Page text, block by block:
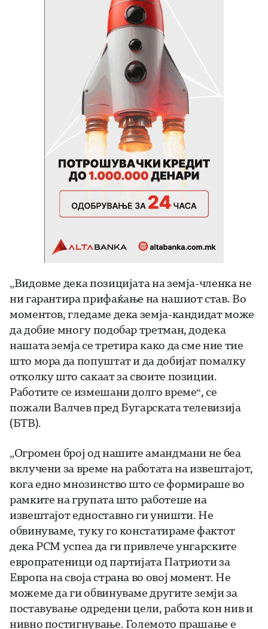
„Видовме дека позицијата на земја-членка не
ни гарантира прифаќање на нашиот став. Во
моментов, гледаме дека земја-кандидат може
да добие многу подобар третман, додека
нашата земја се третира како да сме ние тие
што мора да попуштат и да добијат помалку
отколку што сакаат за своите позиции.
Работите се измешани долго време“, се
пожали Валчев пред Бугарската телевизија
(БТВ).
„Огромен број од нашите амандмани не беа
вклучени за време на работата на извештајот,
кога едно мнозинство што се формираше во
рамките на групата што работеше на
извештајот едноставно ги уништи. Не
обвинуваме, туку го констатираме фактот
дека РСМ успеа да ги привлече унгарските
европратеници од партијата Патриоти за
Европа на своја страна во овој момент. Не
можеме да ги обвинуваме другите земји за
поставување одредени цели, работа кон нив и
нивно постигнување. Големото прашање е